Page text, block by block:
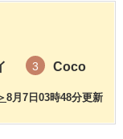
3 Coco
8月7日03時48分更新